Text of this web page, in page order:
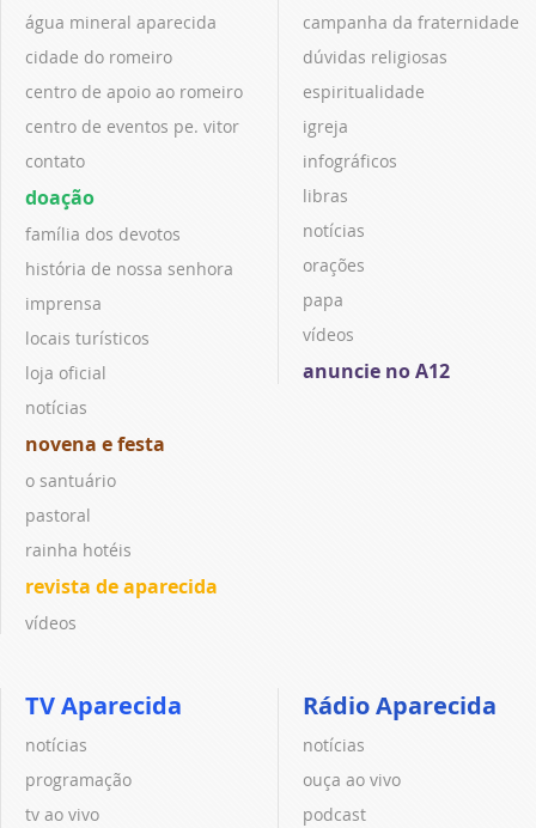
água mineral aparecida
cidade do romeiro
centro de apoio ao romeiro
centro de eventos pe. vitor
contato
doação
família dos devotos
história de nossa senhora
imprensa
locais turísticos
loja oficial
notícias
novena e festa
o santuário
pastoral
rainha hotéis
revista de aparecida
vídeos
campanha da fraternidade
dúvidas religiosas
espiritualidade
igreja
infográficos
libras
notícias
orações
papa
vídeos
anuncie no A12
TV Aparecida
notícias
programação
tv ao vivo
Rádio Aparecida
notícias
ouça ao vivo
podcast